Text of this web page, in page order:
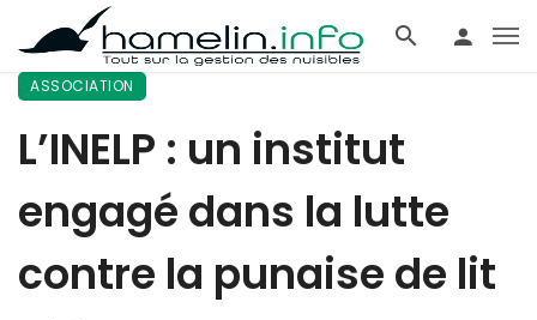
ASSOCIATION
L’INELP : un institut
engagé dans la lutte
contre la punaise de lit